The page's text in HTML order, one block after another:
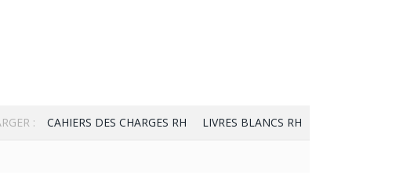
LIVRES BLANCS RH
CAHIERS DES CHARGES RH
: